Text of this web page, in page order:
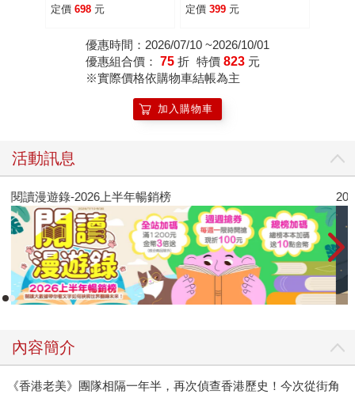
定價 698 元 定價 399 元
優惠時間：2026/07/10 ~2026/10/01
優惠組合價： 75 折 特價 823 元
※實際價格依購物車結帳為主
加入購物車
活動訊息
閱讀漫遊錄-2026上半年暢銷榜
內容簡介
《香港老美》團隊相隔一年半，再次偵查香港歷史！今次從街角